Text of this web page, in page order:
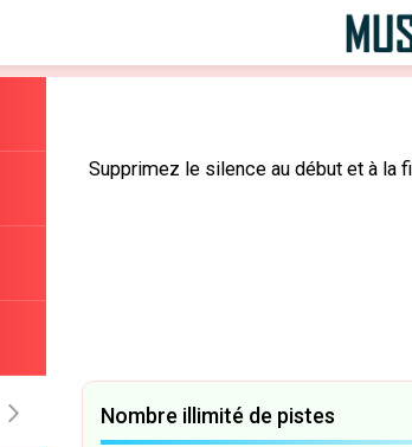
Supprimez le silence au début et à la
Nombre illimité de pistes